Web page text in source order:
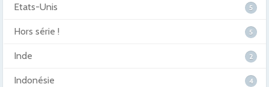
Etats-Unis 5
Hors série ! 5
Inde 2
Indonésie 4